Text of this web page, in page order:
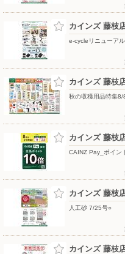
選で最大…
カインズ 藤枝
e-cycleリニューアル
カインズ 藤枝
秋の収穫用品特集8/
カインズ 藤枝
CAINZ Pay_ポイン
カインズ 藤枝
人工砂 7/25号○
カインズ 藤枝